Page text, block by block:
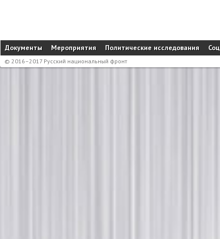
Документы Мероприятия Политические исследования
© 2016–2017 Русский национальный фронт